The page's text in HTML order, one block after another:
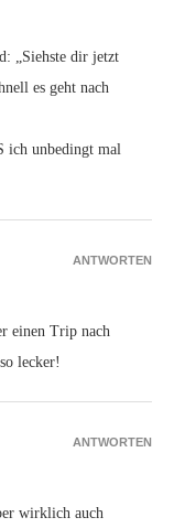
„Siehste dir jetzt
es geht nach
ich unbedingt mal
einen Trip nach
lecker!
ANTWORTEN
wirklich auch
ANTWORTEN